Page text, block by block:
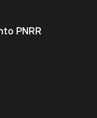
PNRR